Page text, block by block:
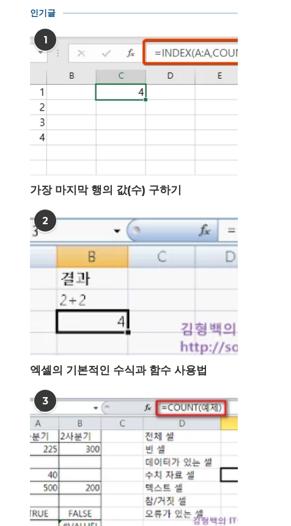
스파크라인(Sparkline)
2020년 08월 10일 2020년 08월 10일
인기글
1
가장 마지막 행의 값(수) 구하기
2
엑셀의 기본적인 수식과 함수 사용법
3